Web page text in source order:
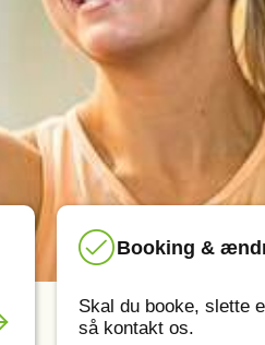
Booking &
Skal du booke, slette
så kontakt os.